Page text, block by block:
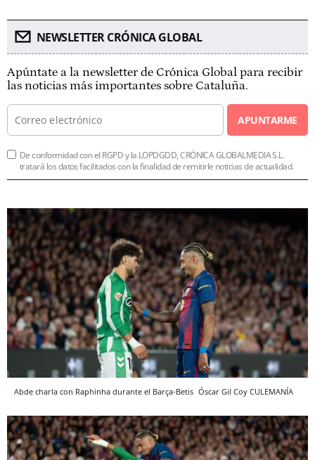
NEWSLETTER CRÓNICA GLOBAL
Apúntate a la newsletter de Crónica Global para recibir
las noticias más importantes sobre Cataluña.
APUNTARME
De conformidad con el RGPD y la LOPDGDD, CRÓNICA GLOBALMEDIA S.L.
tratará los datos facilitados con la finalidad de remitirle noticias de actualidad.
Abde charla con Raphinha durante el Barça-Betis Óscar Gil Coy CULEMANÍA